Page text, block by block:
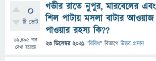
0
টি ভোট
69,495বার
দেখা হয়েছে
গভীর রাতে নুপুর, মারবেলের এবং
শিল পাটায় মসলা বাটার আওয়াজ
পাওয়ার রহস্য কি??
23 ডিসেম্বর 2021 "বিবিধ" বিভাগে উত্তর প্রদান